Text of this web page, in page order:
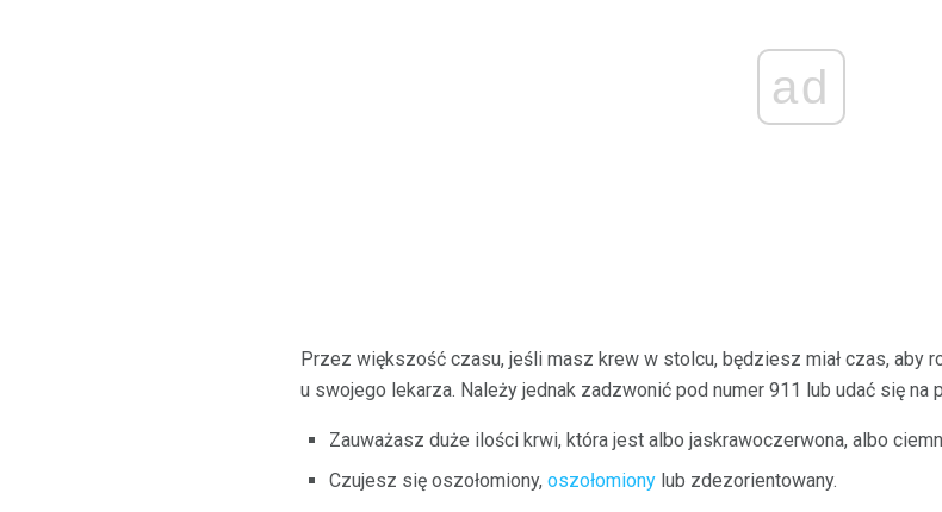
ad
Przez większość czasu, jeśli masz krew w stolcu, będziesz miał czas, aby
u swojego lekarza. Należy jednak zadzwonić pod numer 911 lub udać się na
Zauważasz duże ilości krwi, która jest albo jaskrawoczerwona, albo
Czujesz się oszołomiony, oszołomiony lub zdezorientowany.